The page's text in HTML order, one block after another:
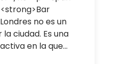
no es un
ciudad. Es una
en la que